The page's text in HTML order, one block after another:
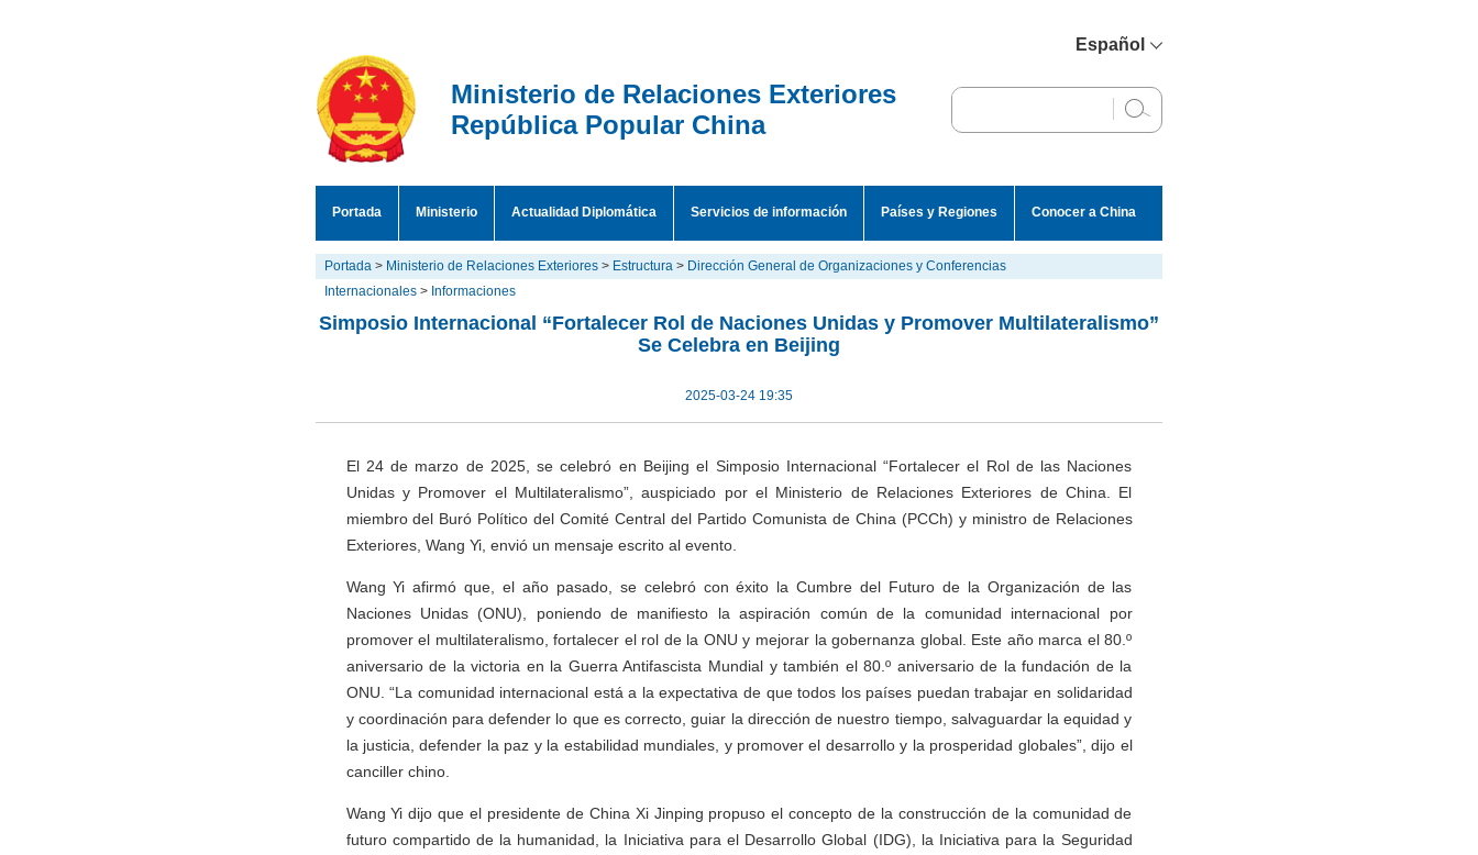
Español
English
Ministerio de Relaciones Exteriores
República Popular China
Portada Ministerio Actualidad Diplomática Servicios de información Países y Regiones Conocer a China
Portada > Ministerio de Relaciones Exteriores > Estructura > Dirección General de Organizaciones y Conferencias
Internacionales > Informaciones
Simposio Internacional “Fortalecer Rol de Naciones Unidas y Promover Multilateralismo”
Se Celebra en Beijing
2025-03-24 19:35
El 24 de marzo de 2025, se celebró en Beijing el Simposio Internacional “Fortalecer el Rol de las Naciones
Unidas y Promover el Multilateralismo”, auspiciado por el Ministerio de Relaciones Exteriores de China. El
miembro del Buró Político del Comité Central del Partido Comunista de China (PCCh) y ministro de Relaciones
Exteriores, Wang Yi, envió un mensaje escrito al evento.
Wang Yi afirmó que, el año pasado, se celebró con éxito la Cumbre del Futuro de la Organización de las
Naciones Unidas (ONU), poniendo de manifiesto la aspiración común de la comunidad internacional por
promover el multilateralismo, fortalecer el rol de la ONU y mejorar la gobernanza global. Este año marca el 80.º
aniversario de la victoria en la Guerra Antifascista Mundial y también el 80.º aniversario de la fundación de la
ONU. “La comunidad internacional está a la expectativa de que todos los países puedan trabajar en solidaridad
y coordinación para defender lo que es correcto, guiar la dirección de nuestro tiempo, salvaguardar la equidad y
la justicia, defender la paz y la estabilidad mundiales, y promover el desarrollo y la prosperidad globales”, dijo el
canciller chino.
Wang Yi dijo que el presidente de China Xi Jinping propuso el concepto de la construcción de la comunidad de
futuro compartido de la humanidad, la Iniciativa para el Desarrollo Global (IDG), la Iniciativa para la Seguridad